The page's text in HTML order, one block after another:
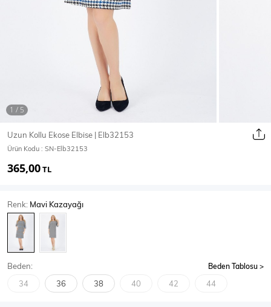
Mont & Kaban
T-Shirt
Body
SPOR GİYİM
Uzun Kollu Ekose Elbise | Elb32153
Ürün Kodu : SN-Elb32153
365,00TL
Renk: Mavi Kazayağı
Beden: Beden Tablosu
34 36 38 40 42 44